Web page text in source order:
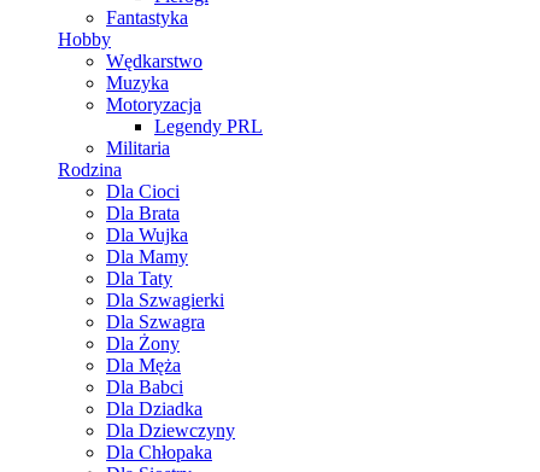
Fantastyka
Hobby
Wędkarstwo
Muzyka
Motoryzacja
Legendy PRL
Militaria
Rodzina
Dla Cioci
Dla Brata
Dla Wujka
Dla Mamy
Dla Taty
Dla Szwagierki
Dla Szwagra
Dla Żony
Dla Męża
Dla Babci
Dla Dziadka
Dla Dziewczyny
Dla Chłopaka